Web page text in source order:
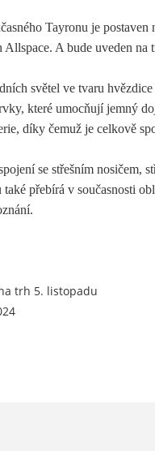
Tayronu je
A bude uveden na
světel ve tvaru
které umocňují jemný
díky čemuž je celkově
se střešním
přebírá v současnosti
trh 5. listopadu